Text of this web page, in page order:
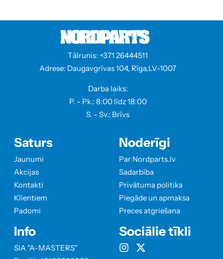
Tālrunis: +371 26444511
Adrese: Daugavgrīvas 104, Rīga,LV-1007
Darba laiks:
P. - Pk.: 8:00 līdz 18:00
S. - Sv.: Brīvs
Saturs
Jaunumi
Akcijas
Kontakti
Klientiem
Padomi
Info
SIA "A-MASTERS"
Noderīgi
Par Nordparts.lv
Sadarbība
Privātuma politika
Piegāde un apmaksa
Preces atgriešana
Sociālie tīkli